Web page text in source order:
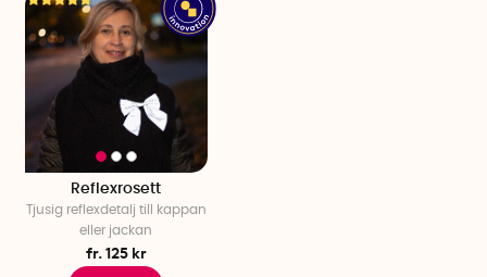
Reflexrosett
Tjusig reflexdetalj till kappan
eller jackan
fr. 125 kr